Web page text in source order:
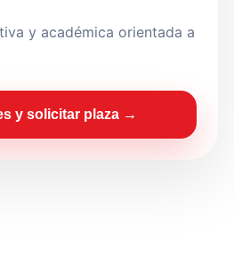
y académica orientada a
y solicitar plaza →